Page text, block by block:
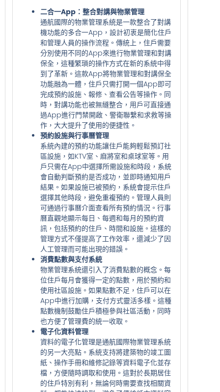
二合一App：整合對講與物業管理
通航國際的物業管理系統是一款整合了對講
機功能的多合一App，設計初衷是簡化住戶
和管理人員的操作流程。傳統上，住戶需要
分別使用不同的App來進行物業管理和對講
保全，這種繁瑣的操作方式在新的系統中得
到了革新。這款App將物業管理和對講保全
功能融為一體，住戶只需打開一個App即可
完成預約設施、報修、查看公告等操作。同
時，對講功能也被無縫整合，用戶可直接通
過App進行門禁開啟、警衛聯繫和求救等操
作，大大提升了使用的便捷性。
預約設施與行事曆管理
系統內建的預約功能讓住戶能夠輕鬆預訂社
區設施，如KTV室、麻將室和桌球室等。用
戶只需在App中選擇所需設施和時段，系統
會自動判斷預約是否成功，並即時通知用戶
結果。如果設施已被預約，系統會提示住戶
選擇其他時段，避免重複預約。管理人員則
可通過行事曆介面查看所有預約情況。行事
曆直觀地顯示每日、每週和每月的預約資
訊，包括預約的住戶、時間和設施。這樣的
管理方式不僅提高了工作效率，還減少了因
人工管理而可能出現的錯誤。
消費點數與支付系統
物業管理系統還引入了消費點數的概念。每
位住戶每月會獲得一定的點數，用於預約和
使用社區設施。如果點數不足，住戶可以在
App中進行加購，支付方式靈活多樣。這種
點數機制鼓勵住戶積極參與社區活動，同時
也方便了管理費的統一收取。
電子化資料管理
資料的電子化管理是通航國際物業管理系統
的另一大亮點。系統支持將建築物的竣工圖
紙、操作手冊和維修記錄等資料電子化並存
檔，方便隨時調取和使用。這對於長期居住
的住戶特別有利，無論何時需要查找相關資